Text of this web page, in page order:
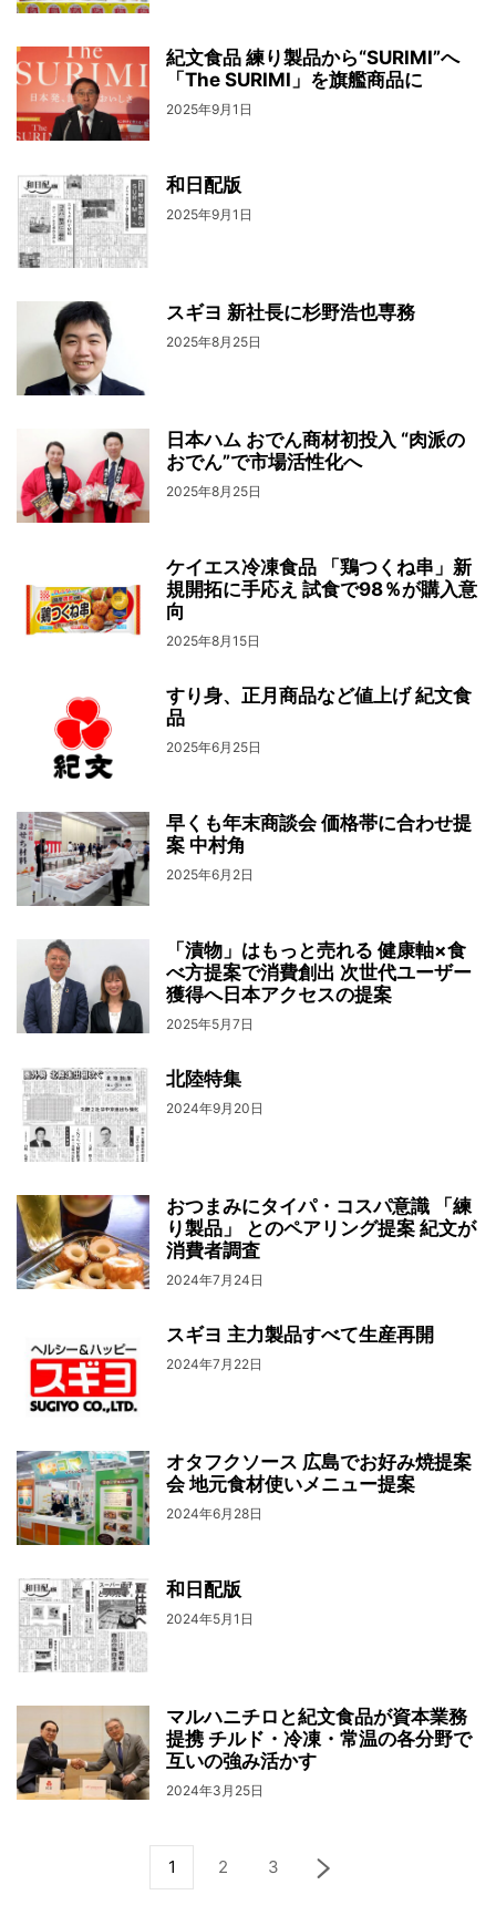
紀文食品 練り製品から“SURIMI”へ
「The SURIMI」を旗艦商品に
2025年9月1日
和日配版
2025年9月1日
スギヨ 新社長に杉野浩也専務
2025年8月25日
日本ハム おでん商材初投入 “肉派の
おでん”で市場活性化へ
2025年8月25日
ケイエス冷凍食品 「鶏つくね串」新
規開拓に手応え 試食で98％が購入意
向
2025年8月15日
すり身、正月商品など値上げ 紀文食
品
2025年6月25日
早くも年末商談会 価格帯に合わせ提
案 中村角
2025年6月2日
「漬物」はもっと売れる 健康軸×食
べ方提案で消費創出 次世代ユーザー
獲得へ日本アクセスの提案
2025年5月7日
北陸特集
2024年9月20日
おつまみにタイパ・コスパ意識 「練
り製品」 とのペアリング提案 紀文が
消費者調査
2024年7月24日
スギヨ 主力製品すべて生産再開
2024年7月22日
オタフクソース 広島でお好み焼提案
会 地元食材使いメニュー提案
2024年6月28日
和日配版
2024年5月1日
マルハニチロと紀文食品が資本業務
提携 チルド・冷凍・常温の各分野で
互いの強み活かす
2024年3月25日
1 2 3